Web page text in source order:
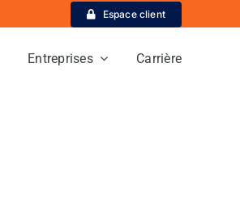
Espace client
Entreprises Carrière